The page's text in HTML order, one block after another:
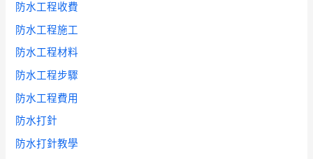
防水工程收費
防水工程施工
防水工程材料
防水工程步驟
防水工程費用
防水打針
防水打針教學